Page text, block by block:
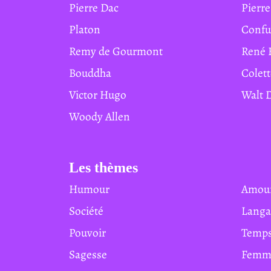
Pierre Dac
Platon
Remy de Gourmont
Bouddha
Victor Hugo
Woody Allen
Les thèmes
Humour
Société
Pouvoir
Sagesse